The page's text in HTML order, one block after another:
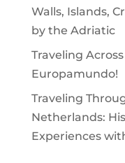
Walls, Islands,
by the Adriatic
Traveling
Europamundo!
Traveling
Netherlands:
Experiences